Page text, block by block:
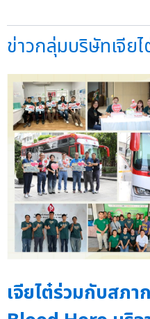
ข่าวกลุ่มบริษัทเจีย
เจียไต๋ร่วมกับสภ